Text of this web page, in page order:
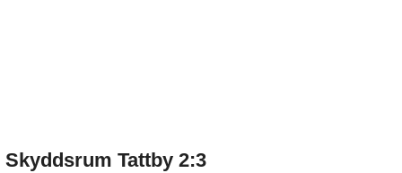
Skyddsrum Tattby 2:3